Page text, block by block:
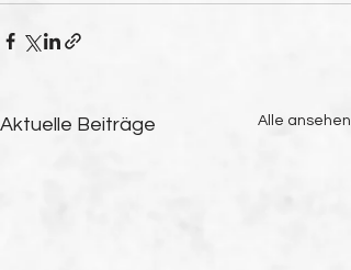
Aktuelle Beiträge Alle ansehen